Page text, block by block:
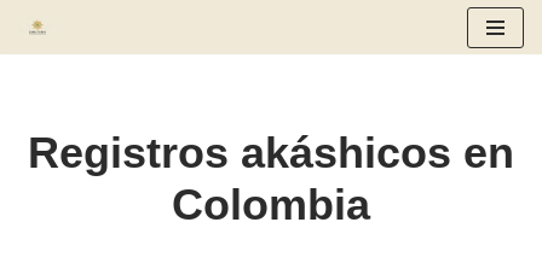
Registros akáshicos en
Colombia